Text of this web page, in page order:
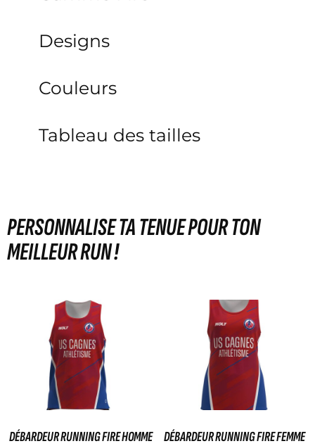
Designs
Couleurs
Tableau des tailles
PERSONNALISE TA TENUE POUR TON
MEILLEUR RUN !
DÉBARDEUR RUNNING FIRE HOMME DÉBARDEUR RUNNING FIRE FEMME